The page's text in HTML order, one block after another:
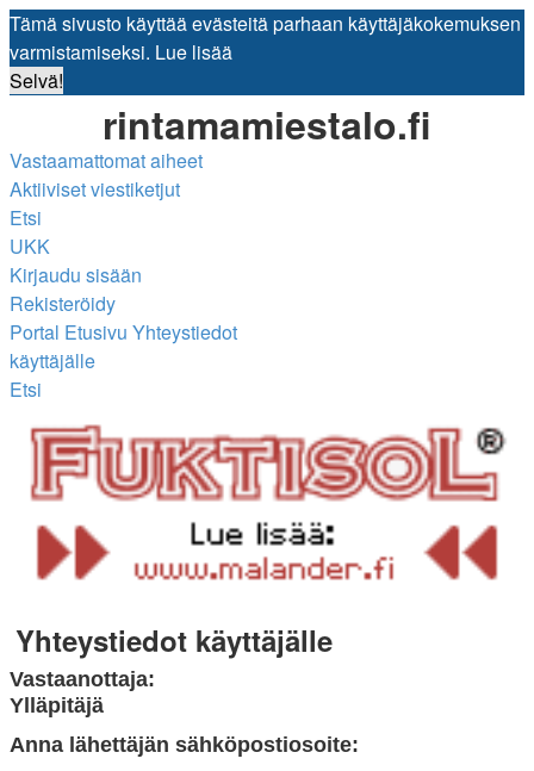
Tämä sivusto käyttää evästeitä parhaan käyttäjäkokemuksen
varmistamiseksi. Lue lisää
Selvä!
rintamamiestalo.fi
Vastaamattomat aiheet
Aktiiviset viestiketjut
Etsi
UKK
Kirjaudu sisään
Rekisteröidy
Portal Etusivu Yhteystiedot
käyttäjälle
Etsi
Yhteystiedot käyttäjälle
Vastaanottaja:
Ylläpitäjä
Anna lähettäjän sähköpostiosoite: